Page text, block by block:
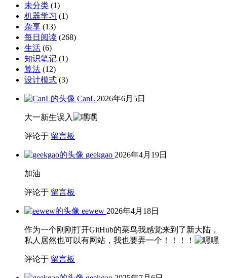
未分类 (1)
机器学习 (1)
杂享 (13)
每日阅读 (268)
生活 (6)
知识笔记 (1)
算法 (12)
设计模式 (3)
CanL 2026年6月5日
大一新生误入
评论于 留言板
geekgao 2026年4月19日
加油
评论于 留言板
eewew 2026年4月18日
作为一个刚刚打开GitHub的菜鸟我感觉来到了新大陆，
私人居然也可以有网站，我也要弄一个！！！！
评论于 留言板